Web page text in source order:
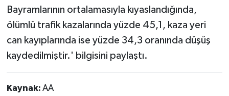
Bayramlarının ortalamasıyla kıyaslandığında,
ölümlü trafik kazalarında yüzde 45,1, kaza yeri
can kayıplarında ise yüzde 34,3 oranında düşüş
kaydedilmiştir.' bilgisini paylaştı.
Kaynak: AA